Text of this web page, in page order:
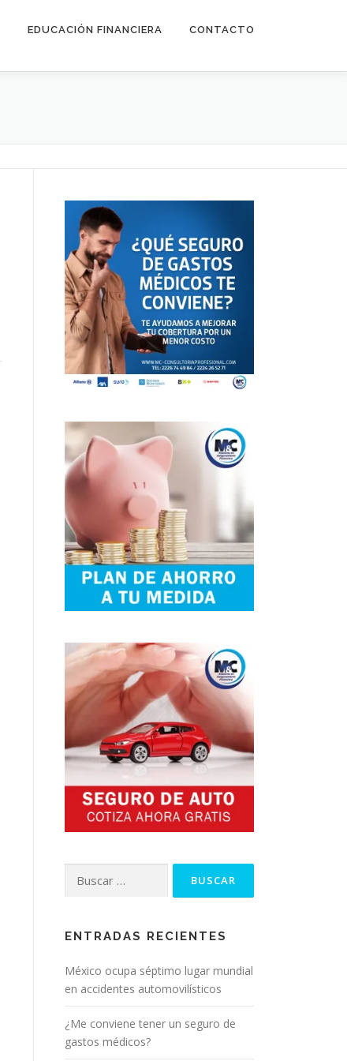
EDUCACIÓN FINANCIERA CONTACTO
ENTRADAS RECIENTES
México ocupa séptimo lugar mundial
en accidentes automovilísticos
¿Me conviene tener un seguro de
gastos médicos?